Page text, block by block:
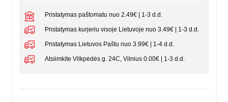
Pristatymas paštomatu nuo 2.49€ | 1-3 d.d.
Pristatymas kurjeriu visoje Lietuvoje nuo 3.49€ | 1-3 d.d.
Pristatymas Lietuvos Paštu nuo 3.99€ | 1-4 d.d.
Atsiimkite Vilkpėdės g. 24C, Vilnius 0.00€ | 1-3 d.d.